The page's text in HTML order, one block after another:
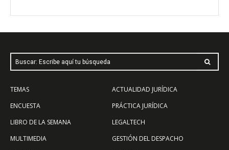
Buscar: Escribe aquí tu búsqueda
TEMAS
ENCUESTA
LIBRO DE LA SEMANA
MULTIMEDIA
ACTUALIDAD JURÍDICA
PRÁCTICA JURÍDICA
LEGALTECH
GESTIÓN DEL DESPACHO